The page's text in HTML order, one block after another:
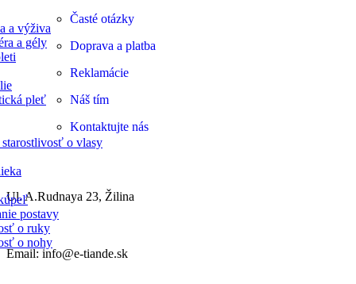
a výživa
a gély
pleť
starostlivosť o vlasy
postavy
o ruky
o nohy
Časté otázky
Doprava a platba
Reklamácie
Náš tím
Kontaktujte nás
Ul. A.Rudnaya 23, Žilina
Email: info@e-tiande.sk